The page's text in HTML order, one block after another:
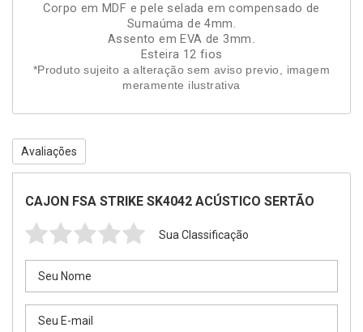
Corpo em MDF e pele selada em compensado de
Sumaúma de 4mm.
Assento em EVA de 3mm
Esteira 12 fios
*Produto sujeito a alteração sem aviso previo, imagem
meramente ilustrativa
Avaliações
CAJON FSA STRIKE SK4042 ACÚSTICO SERTÃO
Sua Classificação